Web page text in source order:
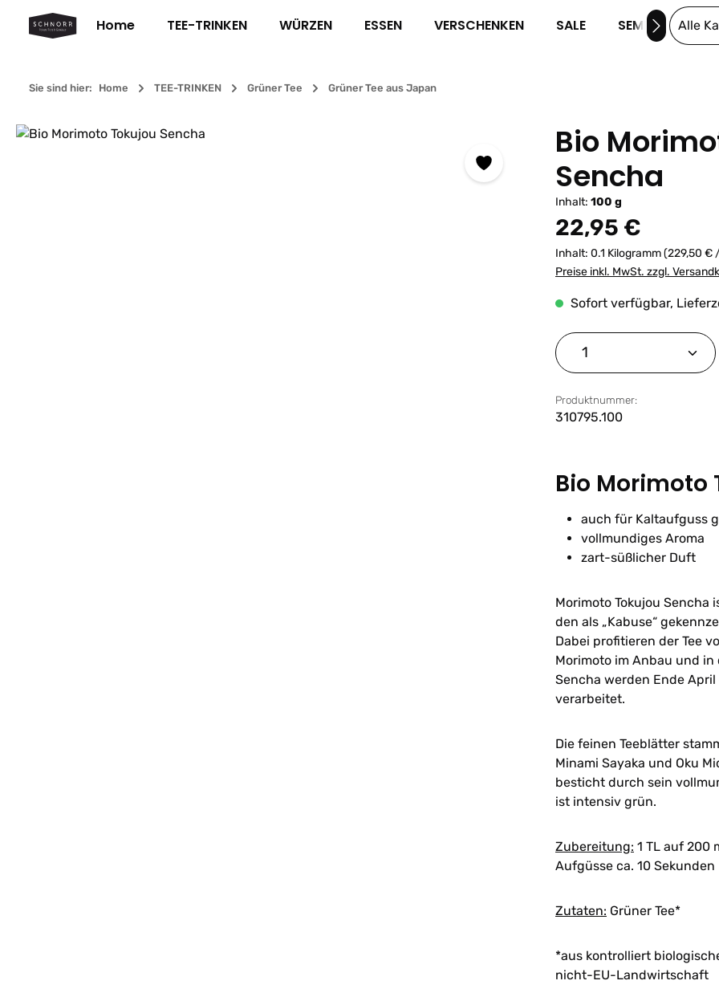
Hauptinhalt springen
Zur Suche springen
Zur Hauptnavigation springen
Home TEE-TRINKEN WÜRZEN ESSEN VERSCHENKEN SALE SEMINAREAlle
Sie sind hier: Home TEE-TRINKEN Grüner Tee Grüner Tee aus Japan
Bildergalerie überspringen
Bio
Sencha
Inhalt: 100 g
Regulärer Preis:
22,95 €
Inhalt: 0.1 Kilogramm(229,50 €
Preise inkl. MwSt. zzgl.
Sofort verfügbar,
Produkt Anzahl:
Produktnummer:
310795.100
Bio Morimoto
auch für Kaltaufguss
vollmundiges Aroma
zart-süßlicher Duft
Morimoto Tokujou Sencha
den als „Kabuse“
Dabei profitieren der Tee
Morimoto im Anbau und
Sencha werden Ende
verarbeitet.
Die feinen Teeblätter
Minami Sayaka und Oku
besticht durch sein
ist intensiv grün.
Zubereitung: 1 TL auf 200
Aufgüsse ca. 10 Sekunden
Zutaten: Grüner Tee*
*aus kontrolliert
nicht-EU-Landwirtschaft